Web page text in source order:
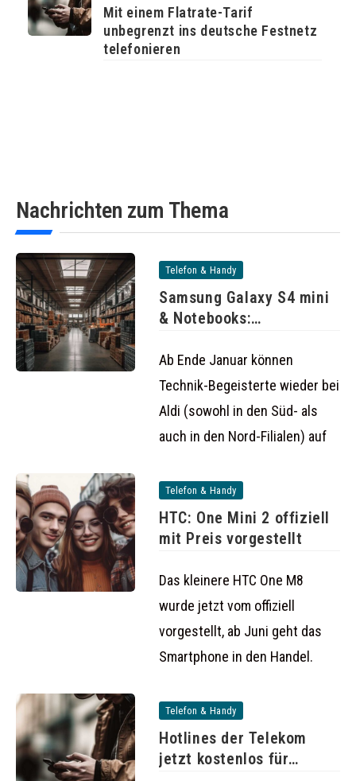
Mit einem Flatrate-Tarif
unbegrenzt ins deutsche Festnetz
telefonieren
Nachrichten zum Thema
Telefon & Handy
Samsung Galaxy S4 mini
& Notebooks:
bei
Ab Ende Januar können
Technik-Begeisterte wieder bei
Aldi (sowohl in den Süd- als
auch in den Nord-Filialen) auf
Telefon & Handy
HTC: One Mini 2 offiziell
mit Preis vorgestellt
Das kleinere HTC One M8
wurde jetzt vom offiziell
vorgestellt, ab Juni geht das
Smartphone in den Handel.
Telefon & Handy
Hotlines der Telekom
jetzt kostenlos für